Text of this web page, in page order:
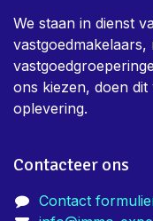
We staan in dienst
ons kiezen, doen
oplevering.
Contacteer ons
Contact